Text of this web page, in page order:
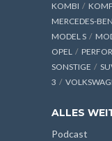
KOMBI
MERCEDES-
MODEL S
OPEL
SONSTIGE
3
ALLES
Podcast